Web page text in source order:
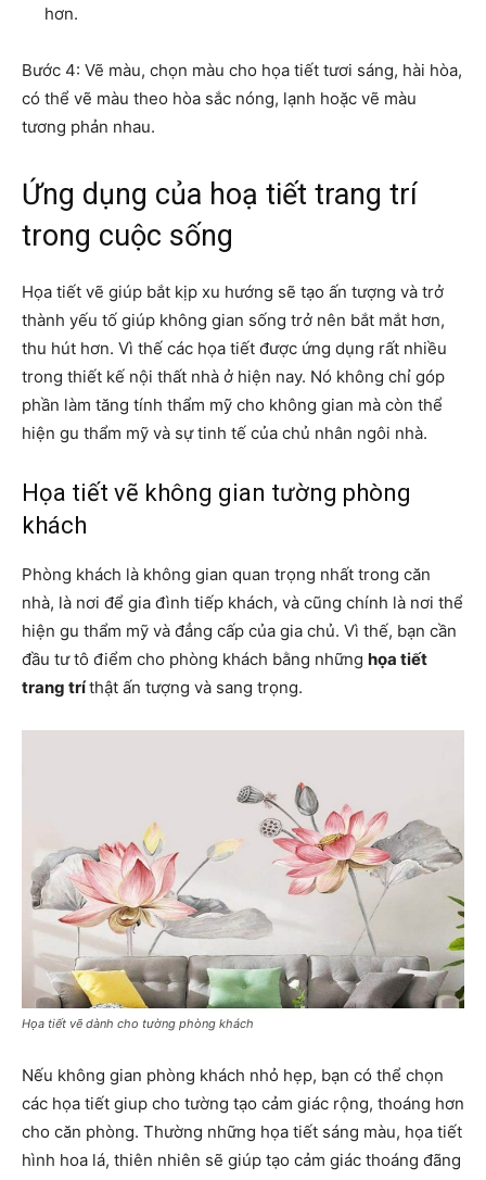
hơn.
Bước 4: Vẽ màu, chọn màu cho họa tiết tươi sáng, hài hòa,
có thể vẽ màu theo hòa sắc nóng, lạnh hoặc vẽ màu
tương phản nhau.
Ứng dụng của hoạ tiết trang trí
trong cuộc sống
Họa tiết vẽ giúp bắt kịp xu hướng sẽ tạo ấn tượng và trở
thành yếu tố giúp không gian sống trở nên bắt mắt hơn,
thu hút hơn. Vì thế các họa tiết được ứng dụng rất nhiều
trong thiết kế nội thất nhà ở hiện nay. Nó không chỉ góp
phần làm tăng tính thẩm mỹ cho không gian mà còn thể
hiện gu thẩm mỹ và sự tinh tế của chủ nhân ngôi nhà.
Họa tiết vẽ không gian tường phòng
khách
Phòng khách là không gian quan trọng nhất trong căn
nhà, là nơi để gia đình tiếp khách, và cũng chính là nơi thể
hiện gu thẩm mỹ và đẳng cấp của gia chủ. Vì thế, bạn cần
đầu tư tô điểm cho phòng khách bằng những họa tiết
trang tríthật ấn tượng và sang trọng.
Họa tiết vẽ dành cho tường phòng khách
Nếu không gian phòng khách nhỏ hẹp, bạn có thể chọn
các họa tiết giup cho tường tạo cảm giác rộng, thoáng hơn
cho căn phòng. Thường những họa tiết sáng màu, họa tiết
hình hoa lá, thiên nhiên sẽ giúp tạo cảm giác thoáng đãng